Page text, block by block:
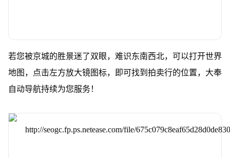
若您被京城的胜景迷了双眼，难识东南西北，可以打开世界
地图，点击左方放大镜图标，即可找到拍卖行的位置，大奉
自动导航持续为您服务！